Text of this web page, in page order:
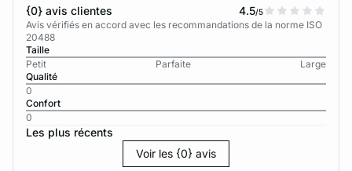
{0} avis clientes 4.5/5
Avis vérifiés en accord avec les recommandations de la norme ISO
20488
Taille
Petit
Parfaite
Large
Qualité
0
Confort
0
Les plus récents
Voir les {0} avis